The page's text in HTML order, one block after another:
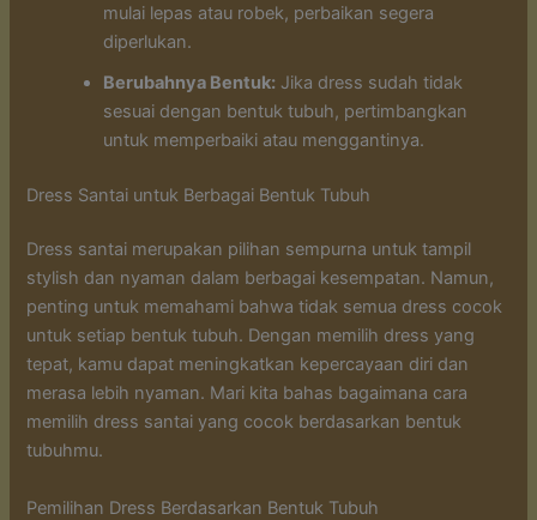
mulai lepas atau robek, perbaikan segera
diperlukan.
Berubahnya Bentuk: Jika dress sudah tidak
sesuai dengan bentuk tubuh, pertimbangkan
untuk memperbaiki atau menggantinya.
Dress Santai untuk Berbagai Bentuk Tubuh
Dress santai merupakan pilihan sempurna untuk tampil
stylish dan nyaman dalam berbagai kesempatan. Namun,
penting untuk memahami bahwa tidak semua dress cocok
untuk setiap bentuk tubuh. Dengan memilih dress yang
tepat, kamu dapat meningkatkan kepercayaan diri dan
merasa lebih nyaman. Mari kita bahas bagaimana cara
memilih dress santai yang cocok berdasarkan bentuk
tubuhmu.
Pemilihan Dress Berdasarkan Bentuk Tubuh